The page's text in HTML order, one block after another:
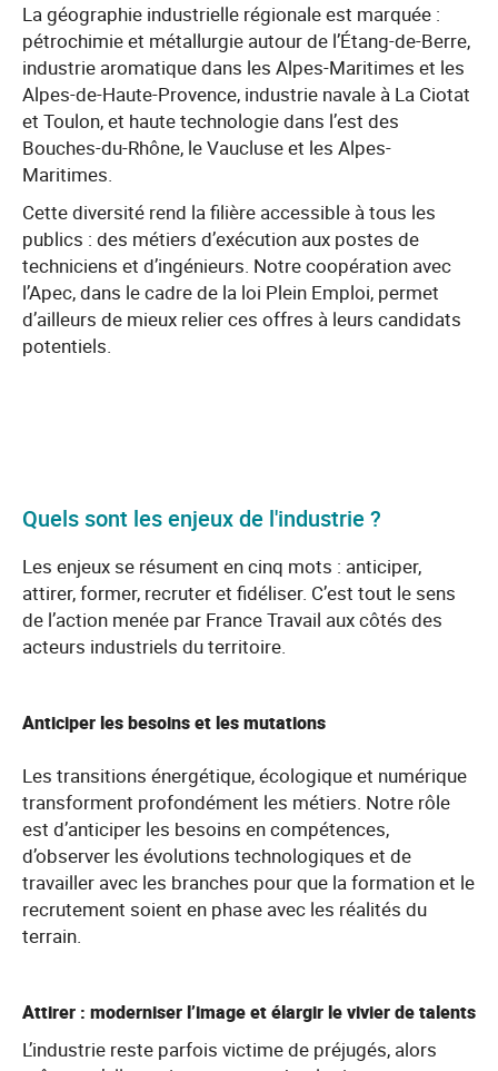
La géographie industrielle régionale est marquée :
pétrochimie et métallurgie autour de l’Étang-de-Berre,
industrie aromatique dans les Alpes-Maritimes et les
Alpes-de-Haute-Provence, industrie navale à La Ciotat
et Toulon, et haute technologie dans l’est des
Bouches-du-Rhône, le Vaucluse et les Alpes-
Maritimes.
Cette diversité rend la filière accessible à tous les
publics : des métiers d’exécution aux postes de
techniciens et d’ingénieurs. Notre coopération avec
l’Apec, dans le cadre de la loi Plein Emploi, permet
d’ailleurs de mieux relier ces offres à leurs candidats
potentiels.
Quels sont les enjeux de l'industrie ?
Les enjeux se résument en cinq mots : anticiper,
attirer, former, recruter et fidéliser. C’est tout le sens
de l’action menée par France Travail aux côtés des
acteurs industriels du territoire.
Anticiper les besoins et les mutations
Les transitions énergétique, écologique et numérique
transforment profondément les métiers. Notre rôle
est d’anticiper les besoins en compétences,
d’observer les évolutions technologiques et de
travailler avec les branches pour que la formation et le
recrutement soient en phase avec les réalités du
terrain.
Attirer : moderniser l’image et élargir le vivier de talents
L’industrie reste parfois victime de préjugés, alors